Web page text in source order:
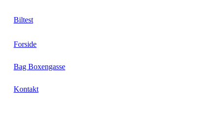
Biltest
Forside
Bag Boxengasse
Kontakt